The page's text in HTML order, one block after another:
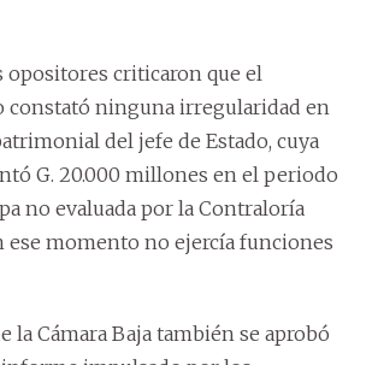
opositores criticaron que el
constató ninguna irregularidad en
del jefe de Estado, cuya
G. 20.000 millones en el periodo
no evaluada por la Contraloría
ese momento no ejercía funciones
la Cámara Baja también se aprobó